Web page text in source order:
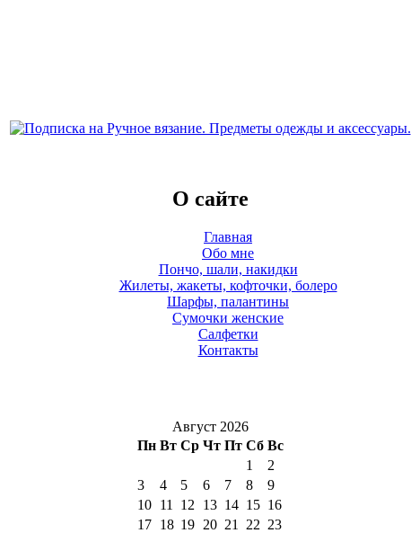
О сайте
Главная
Обо мне
Пончо, шали, накидки
Жилеты, жакеты, кофточки, болеро
Шарфы, палантины
Сумочки женские
Салфетки
Контакты
Август 2026
Пн Вт Ср Чт Пт Сб Вс
1
2
3
4 5 6 7 8
9
10
11 12 13 14 15 16
17
18 19 20 21 22 23